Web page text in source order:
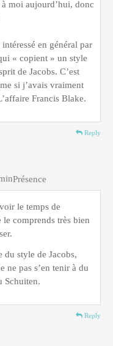
moi aujourd’hui, donc
en général par
« copient » un style
de Jacobs. C’est
si j’avais vraiment
Francis Blake.
Reply
Présence
le temps de
comprends très bien
style de Jacobs,
ne pas s’en tenir à du
Schuiten.
Reply